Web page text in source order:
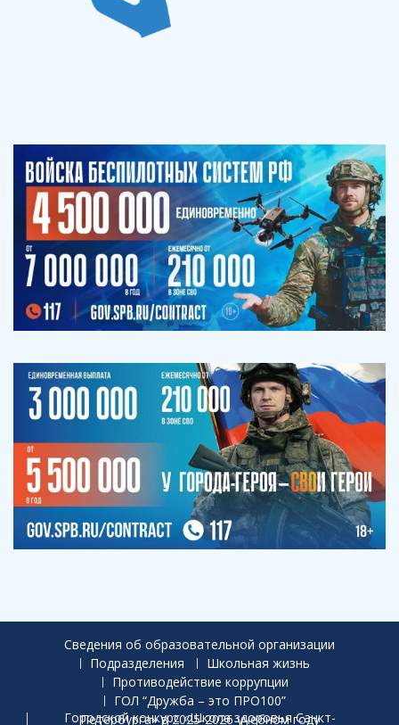
Сведения об образовательной организации
Подразделения
Школьная жизнь
Противодействие коррупции
ГОЛ “Дружба – это ПРО100”
Городской конкурс «Школа здоровья Санкт-Петербурга» в 2025-2026 учебном году